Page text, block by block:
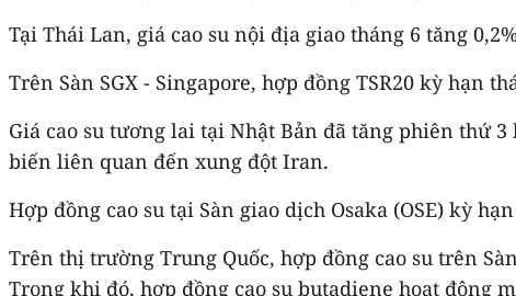
Tại Thái Lan, giá cao su nội địa giao tháng 6 tăng
Trên Sàn SGX - Singapore, hợp đồng TSR20 kỳ hạn
Giá cao su tương lai tại Nhật Bản đã tăng phiên thứ
biến liên quan đến xung đột Iran.
Hợp đồng cao su tại Sàn giao dịch Osaka (OSE) kỳ
Trên thị trường Trung Quốc, hợp đồng cao su trên
Trong khi đó, hợp đồng cao su butadiene hoạt động